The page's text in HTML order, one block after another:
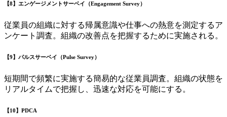
【8】エンゲージメントサーベイ（Engagement Survey）
従業員の組織に対する帰属意識や仕事への熱意を測定するア
ンケート調査。組織の改善点を把握するために実施される。
【9】パルスサーベイ（Pulse Survey）
短期間で頻繁に実施する簡易的な従業員調査。組織の状態を
リアルタイムで把握し、迅速な対応を可能にする。
【10】PDCA